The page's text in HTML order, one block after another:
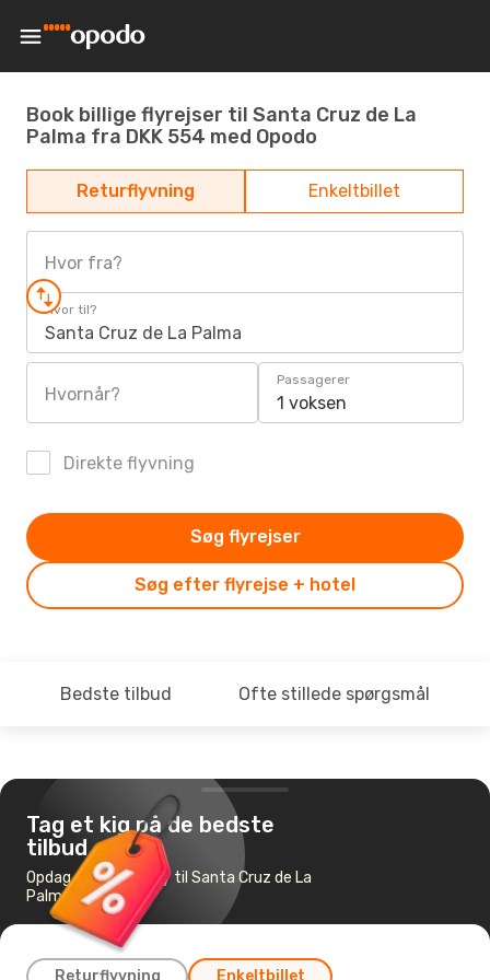
Book billige flyrejser til Santa Cruz de La
Palma fra DKK 554 med Opodo
Returflyvning Enkeltbillet
Hvor fra?
Hvor til?
Santa Cruz de La Palma
Hvornår?
Passagerer
1 voksen
Direkte flyvning
Søg efter flyrejse + hotel
Søg flyrejser
Bedste tilbud Ofte stillede spørgsmål
Tag et kig på de bedste
tilbud
Opdag de billigste fly til Santa Cruz de La
Palma
Returflyvning Enkeltbillet